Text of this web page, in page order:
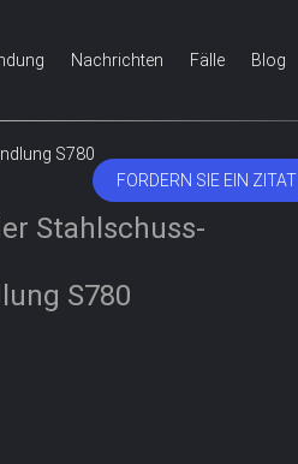
Nachrichten Fälle Blog
FORDERN SIE EIN ZITAT
S780
Stahlschuss-
S780